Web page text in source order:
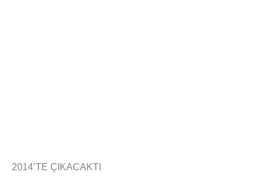
2014’TE ÇIKACAKTI